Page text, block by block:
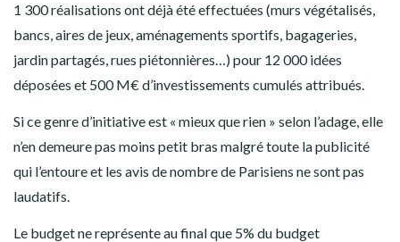
1 300 réalisations ont déjà été effectuées (murs végétalisés,
bancs, aires de jeux, aménagements sportifs, bagageries,
jardin partagés, rues piétonnières…) pour 12 000 idées
déposées et 500 M€ d’investissements cumulés attribués.
Si ce genre d’initiative est « mieux que rien » selon l’adage, elle
n’en demeure pas moins petit bras malgré toute la publicité
qui l’entoure et les avis de nombre de Parisiens ne sont pas
laudatifs.
Le budget ne représente au final que 5% du budget